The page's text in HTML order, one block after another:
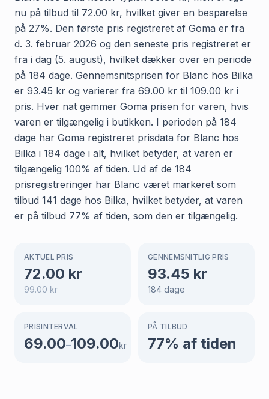
nu på tilbud til 72.00 kr, hvilket giver en besparelse
på 27%. Den første pris registreret af Goma er fra
d. 3. februar 2026 og den seneste pris registreret er
fra i dag (5. august), hvilket dækker over en periode
på 184 dage. Gennemsnitsprisen for Blanc hos Bilka
er 93.45 kr og varierer fra 69.00 kr til 109.00 kr i
pris. Hver nat gemmer Goma prisen for varen, hvis
varen er tilgængelig i butikken. I perioden på 184
dage har Goma registreret prisdata for Blanc hos
Bilka i 184 dage i alt, hvilket betyder, at varen er
tilgængelig 100% af tiden. Ud af de 184
prisregistreringer har Blanc været markeret som
tilbud 141 dage hos Bilka, hvilket betyder, at varen
er på tilbud 77% af tiden, som den er tilgængelig.
AKTUEL PRIS
72.00 kr
99.00kr
GENNEMSNITLIG PRIS
93.45 kr
184 dage
PRISINTERVAL
69.00–109.00kr
PÅ TILBUD
77% af tiden